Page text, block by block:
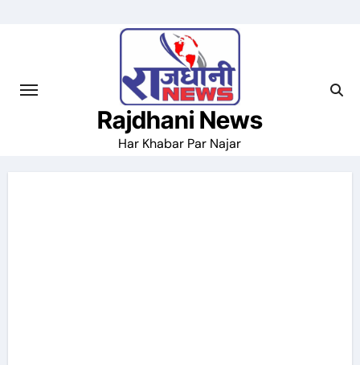
Rajdhani News
Har Khabar Par Najar